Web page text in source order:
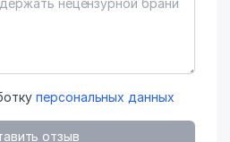
персональных данных
отзыв